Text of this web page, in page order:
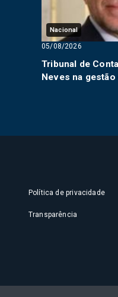
Nacional
05/08/2026
Tribunal de
Neves na gestão
Política de privacidade
Transparência